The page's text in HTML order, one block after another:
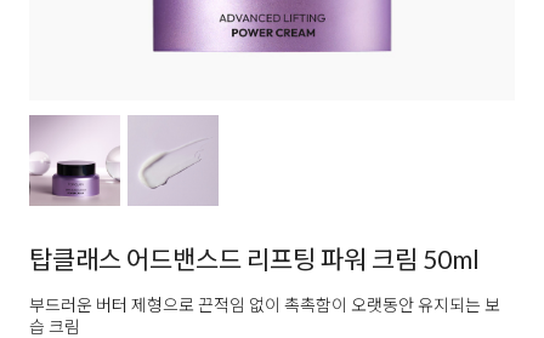
탑클래스 어드밴스드 리프팅 파워 크림 50ml
부드러운 버터 제형으로 끈적임 없이 촉촉함이 오랫동안 유지되는 보
습 크림